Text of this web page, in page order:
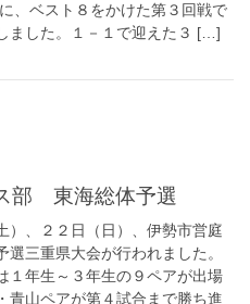
、ベスト８をかけた第３回戦で
ました。１－１で迎えた３ […]
ス部 東海総体予選
、２２日（日）、伊勢市営庭
選三重県大会が行われました。
１年生～３年生の９ペアが出場
青山ペアが第４試合まで勝ち進